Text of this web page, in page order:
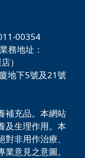
00354
務地址：
）
地下5號及21號
補充品。本網站
及生理作用。本
非用作治療、
意見之意圖。